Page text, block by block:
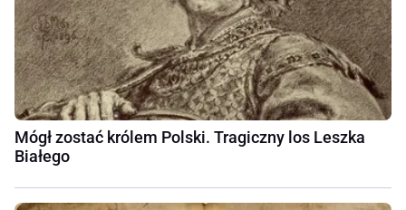
Mógł zostać królem Polski. Tragiczny los Leszka
Białego